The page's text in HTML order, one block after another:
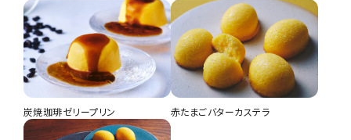
炭焼珈琲ゼリープリン 赤たまごバターカステラ